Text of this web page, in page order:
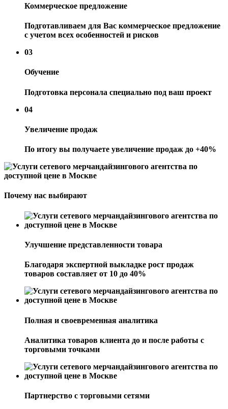
Коммерческое предложение
Подготавливаем для Вас коммерческое предложение
с учетом всех особенностей и рисков
03
Обучение
Подготовка персонала специально под ваш проект
04
Увеличение продаж
По итогу вы получаете увеличение продаж до +40%
Почему нас выбирают
Улучшение представленности товара
Благодаря экспертной выкладке рост продаж
товаров составляет от 10 до 40%
Полная и своевременная аналитика
Аналитика товаров клиента до и после работы с
торговыми точками
Партнерство с торговыми сетями